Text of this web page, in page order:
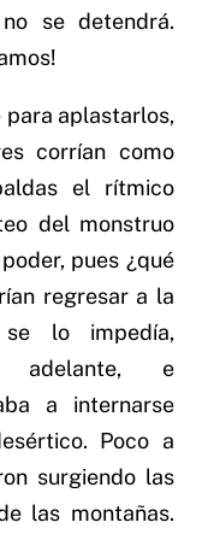
se detendrá.
para aplastarlos,
corrían como
el rítmico
del monstruo
pues ¿qué
regresar a la
lo impedía,
adelante, e
a internarse
Poco a
surgiendo las
las montañas.